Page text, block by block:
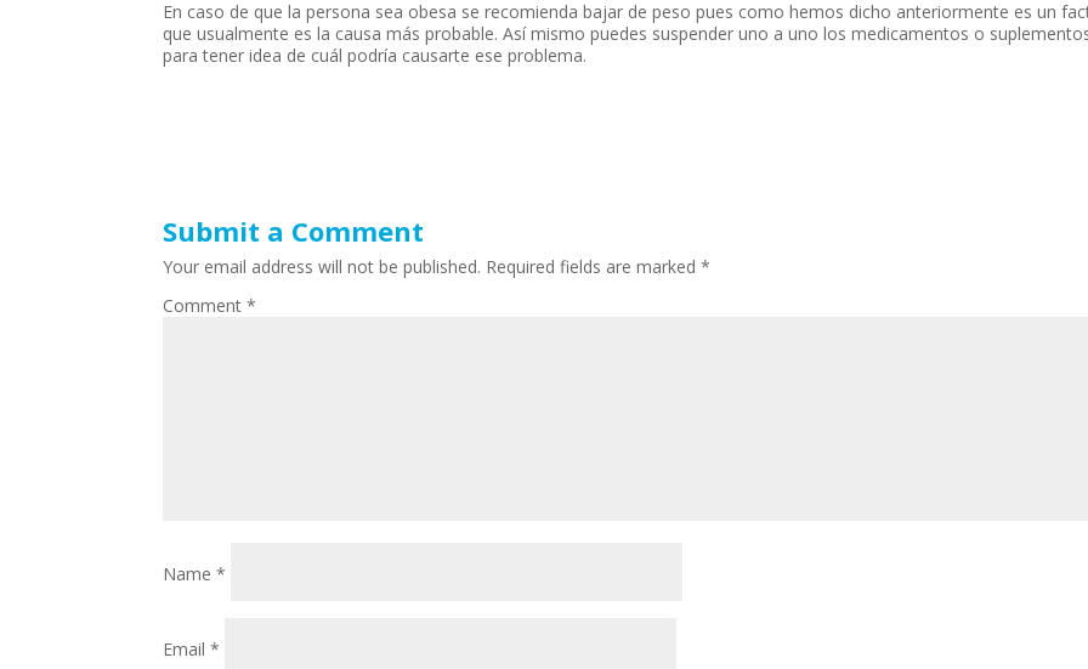
En caso de que la persona sea obesa se recomienda bajar de peso pues como hemos dicho anteriormente es un
que usualmente es la causa más probable. Así mismo puedes suspender uno a uno los medicamentos o
para tener idea de cuál podría causarte ese problema.
Submit a Comment
Your email address will not be published. Required fields are marked*
Comment*
Name*
Email*